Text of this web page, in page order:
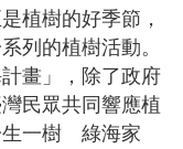
樹的好季節，
列的植樹活動。
畫」，除了政府
民眾共同響應植
生一樹 綠海家